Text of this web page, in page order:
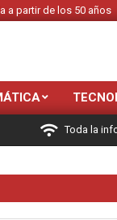
a partir de los 50 años
Toda la